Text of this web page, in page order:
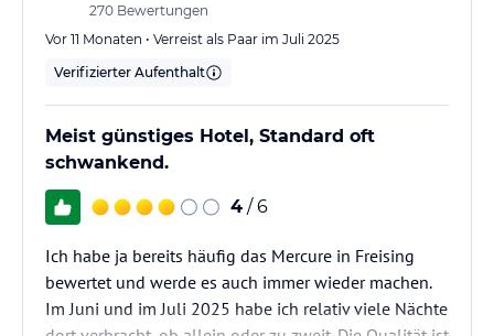
270 Bewertungen
Vor 11 Monaten • Verreist als Paar im Juli 2025
Verifizierter Aufenthalt
Meist günstiges Hotel, Standard oft
schwankend.
4 / 6
Ich habe ja bereits häufig das Mercure in Freising
bewertet und werde es auch immer wieder machen.
Im Juni und im Juli 2025 habe ich relativ viele Nächte